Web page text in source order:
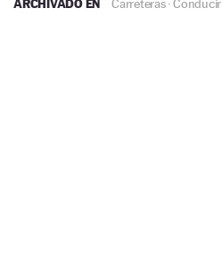
ARCHIVADO EN Carreteras·Conducir